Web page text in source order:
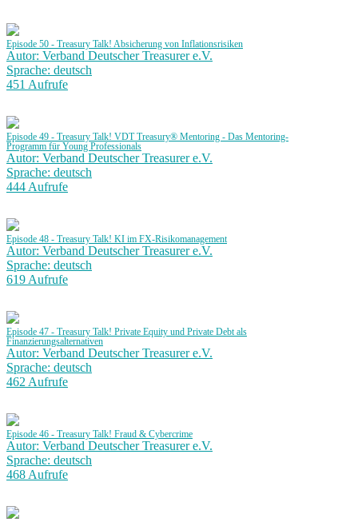
Episode 50 - Treasury Talk! Absicherung von Inflationsrisiken
Autor: Verband Deutscher Treasurer e.V.
Sprache: deutsch
451 Aufrufe
Episode 49 - Treasury Talk! VDT Treasury® Mentoring - Das Mentoring-
Programm für Young Professionals
Autor: Verband Deutscher Treasurer e.V.
Sprache: deutsch
444 Aufrufe
Episode 48 - Treasury Talk! KI im FX-Risikomanagement
Autor: Verband Deutscher Treasurer e.V.
Sprache: deutsch
619 Aufrufe
Episode 47 - Treasury Talk! Private Equity und Private Debt als
Finanzierungsalternativen
Autor: Verband Deutscher Treasurer e.V.
Sprache: deutsch
462 Aufrufe
Episode 46 - Treasury Talk! Fraud & Cybercrime
Autor: Verband Deutscher Treasurer e.V.
Sprache: deutsch
468 Aufrufe